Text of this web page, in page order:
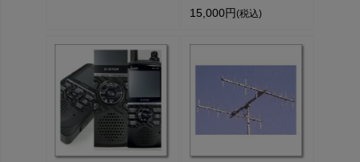
15,000円 (税込)